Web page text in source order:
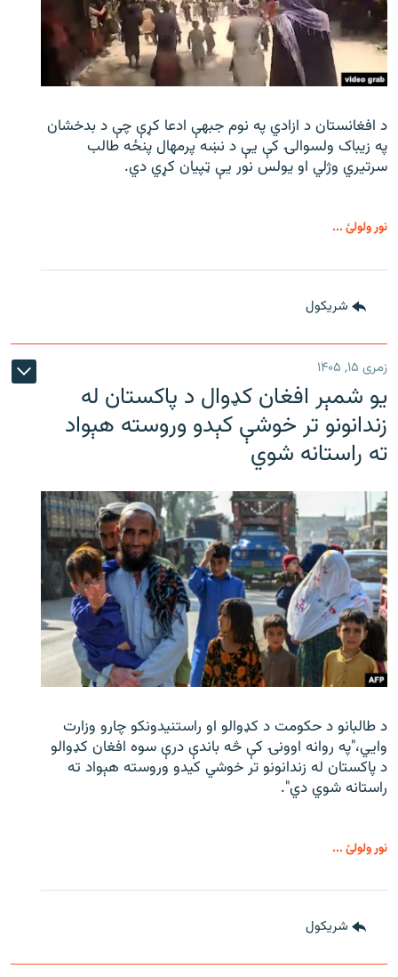
د افغانستان د ازادي په نوم جبهې ادعا کړې چې د بدخشان
په زیباک ولسوالۍ کې يې د نښه پرمهال پنځه طالب
سرتیري وژلي او یولس نور يې ټپیان کړي دي.
نور ولولئ ...
شريکول
زمری ۱۵, ۱۴۰۵
یو شمېر افغان کډوال د پاکستان له
زندانونو تر خوشې کېدو وروسته هېواد
ته راستانه شوي
د طالبانو د حکومت د کډوالو او راستنیدونکو چارو وزارت
وايي،"په روانه اوونۍ کې څه باندې درې سوه افغان کډوالو
د پاکستان له زندانونو تر خوشي کیدو وروسته هېواد ته
راستانه شوي دي".
نور ولولئ ...
شريکول